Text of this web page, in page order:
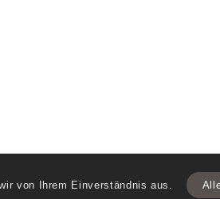
von Ihrem Einverständnis aus.